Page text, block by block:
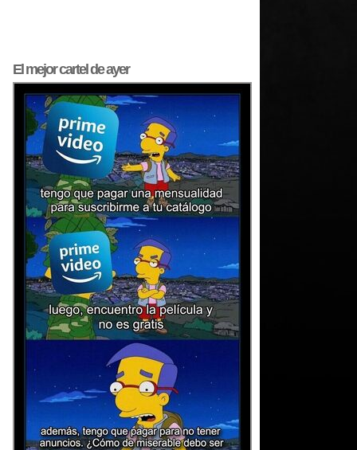
El mejorcartel de ayer